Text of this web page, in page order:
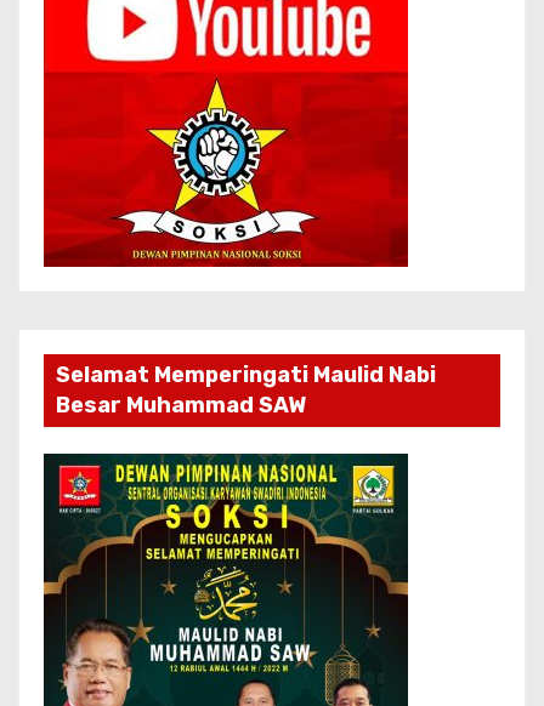
Selamat Memperingati Maulid Nabi
Besar Muhammad SAW